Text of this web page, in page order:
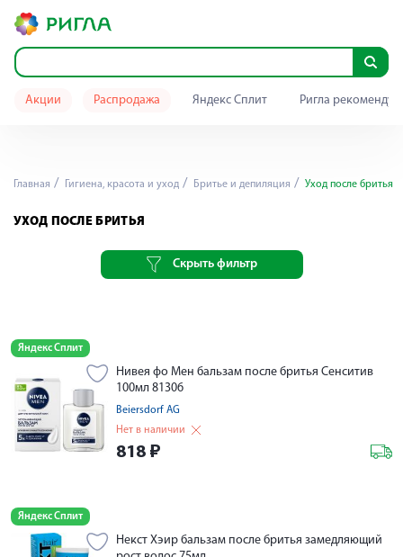
Акции Распродажа Яндекс Сплит Ригла
Главная Гигиена, красота и уход Бритье и депиляция Уход после бритья
УХОД ПОСЛЕ БРИТЬЯ
Скрыть фильтр
Яндекс Сплит
Нивея фо Мен бальзам после бритья Сенситив
100мл 81306
Beiersdorf AG
Нет в наличии
818 ₽
Яндекс Сплит
Некст Хэир бальзам после бритья замедляющий